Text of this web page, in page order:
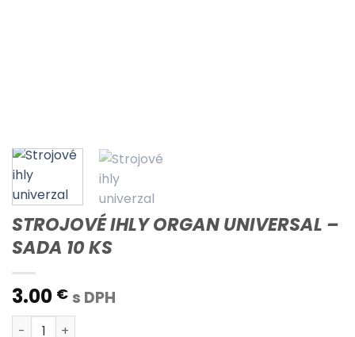
STROJOVÉ IHLY ORGAN UNIVERSAL –
SADA 10 KS
3.00 € s DPH
množstvo STROJOVÉ IHLY ORGAN UNIVERSAL - SADA 10 KS